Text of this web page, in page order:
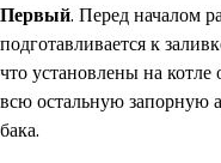
Первый. Перед началом
подготавливается к
что установлены на
всю остальную запорную
бака.